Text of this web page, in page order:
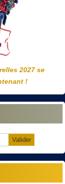
2027 se
!
Valider